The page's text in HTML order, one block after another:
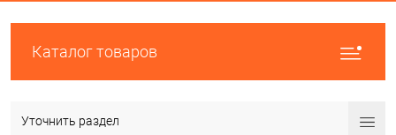
Каталог товаров
Уточнить раздел